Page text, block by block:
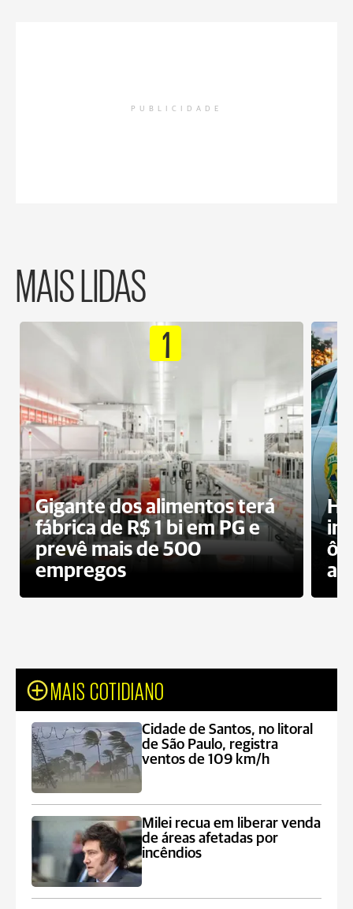
PUBLICIDADE
MAIS LIDAS
1
Gigante dos alimentos terá
fábrica de R$ 1 bi em PG e
prevê mais de 500
empregos
MAIS COTIDIANO
Cidade de Santos, no litoral
de São Paulo, registra
ventos de 109 km/h
Milei recua em liberar venda
de áreas afetadas por
incêndios